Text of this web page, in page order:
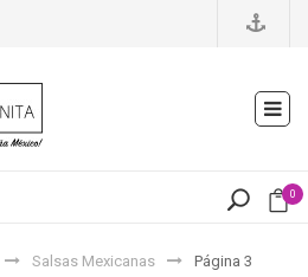
0
Salsas Mexicanas Página 3